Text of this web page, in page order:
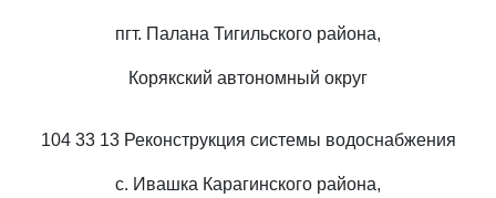
пгт. Палана Тигильского района,
Корякский автономный округ
104 33 13 Реконструкция системы водоснабжения
с. Ивашка Карагинского района,